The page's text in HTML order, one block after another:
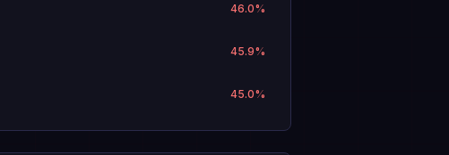
46.0%
45.9%
45.0%